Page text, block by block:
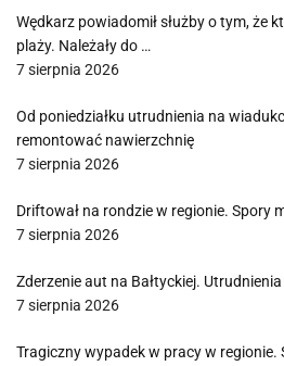
Wędkarz powiadomił służby o tym, że
plaży. Należały do …
7 sierpnia 2026
Od poniedziałku utrudnienia na
remontować nawierzchnię
7 sierpnia 2026
Driftował na rondzie w regionie. Spory
7 sierpnia 2026
Zderzenie aut na Bałtyckiej. Utrudnienia
7 sierpnia 2026
Tragiczny wypadek w pracy w regionie.